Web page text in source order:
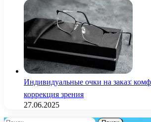
Индивидуальные очки на заказ:
коррекция зрения
27.06.2025